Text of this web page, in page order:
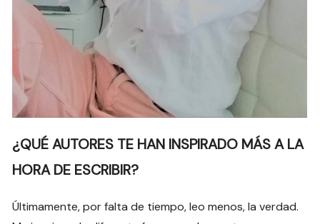
¿QUÉ AUTORES TE HAN INSPIRADO MÁS A LA
HORA DE ESCRIBIR?
Últimamente, por falta de tiempo, leo menos, la verdad.